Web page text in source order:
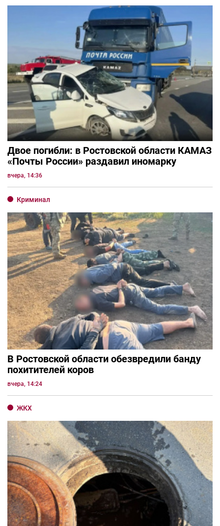
Двое погибли: в Ростовской области КАМАЗ
«Почты России» раздавил иномарку
вчера, 14:36
Криминал
В Ростовской области обезвредили банду
похитителей коров
вчера, 14:24
ЖКХ